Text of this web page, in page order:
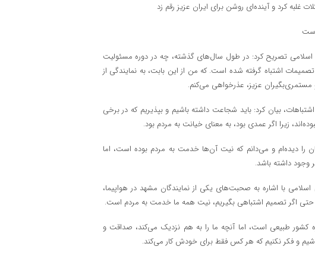
غلبه کرد و آینده‌ای روشن برای ایران عزیز رقم زد
اسلامی تصریح کرد: در طول سال‌های گذشته، چه در دوره مسئولیت
اشتباه گرفته شده است. که من از این بابت، به نمایندگی از
مستمری‌بگیران عزیز، عذرخواهی می‌کنم.
بیان کرد: باید شجاعت داشته باشیم و بپذیریم که در برخی
زیرا اگر عمدی بود، به معنای خیانت به مردم بود.
را دیده‌ام و می‌دانم که نیت آن‌ها خدمت به مردم بوده است، اما
داشته باشد.
با اشاره به صحبت‌های یکی از نمایندگان مشهد در هواپیما،
اگر تصمیم اشتباهی بگیریم، نیت همه ما خدمت به مردم است.
کشور طبیعی است، اما آنچه ما را به هم نزدیک می‌کند، صداقت و
و فکر نکنیم که هر کس فقط برای خودش کار می‌کند.